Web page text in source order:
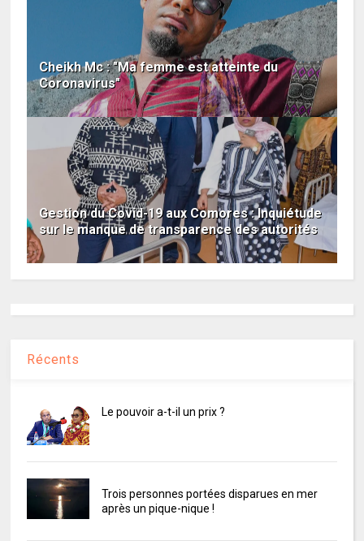
Cheikh Mc : "Ma femme est atteinte du
Coronavirus"
Gestion du Covid-19 aux Comores : Inquiétude
sur le manque de transparence des autorités
Récents
Le pouvoir a-t-il un prix ?
Trois personnes portées disparues en mer
après un pique-nique !